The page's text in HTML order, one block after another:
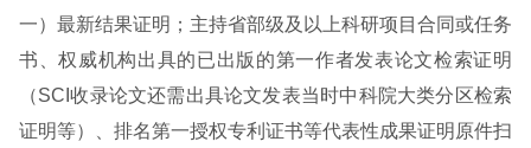
一）最新结果证明；主持省部级及以上科研项目合同或任务
书、权威机构出具的已出版的第一作者发表论文检索证明
（SCI收录论文还需出具论文发表当时中科院大类分区检索
证明等）、排名第一授权专利证书等代表性成果证明原件扫